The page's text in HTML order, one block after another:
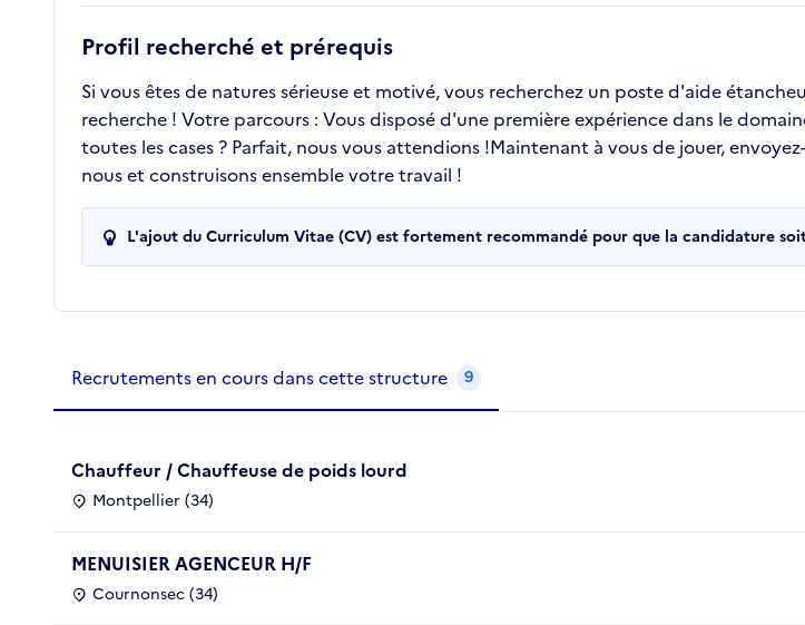
Profil recherché et prérequis
Si vous êtes de natures sérieuse et motivé, vous recherchez un poste d'aide
recherche ! Votre parcours : Vous disposé d'une première expérience dans le
toutes les cases ? Parfait, nous vous attendions !Maintenant à vous de jouer,
nous et construisons ensemble votre travail !
L'ajout du Curriculum Vitae (CV) est fortement recommandé pour que la candidature
Recrutements de la structure
Recrutements en cours dans cette structure 9
Chauffeur / Chauffeuse de poids lourd
Montpellier (34)
MENUISIER AGENCEUR H/F
Cournonsec (34)